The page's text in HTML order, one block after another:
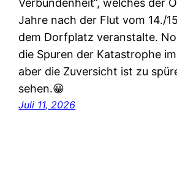
Verbundenheit“, welches der
Jahre nach der Flut vom 14./
dem Dorfplatz veranstalte.
die Spuren der Katastrophe
aber die Zuversicht ist zu
sehen.😀
Juli 11, 2026